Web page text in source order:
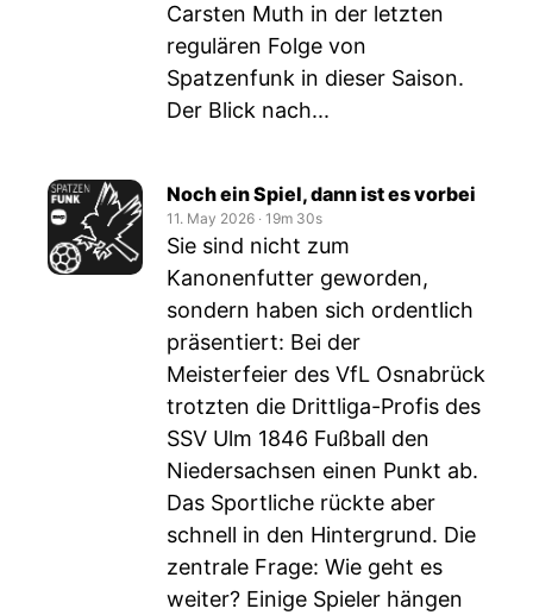
Carsten Muth in der letzten
regulären Folge von
Spatzenfunk in dieser Saison.
Der Blick nach...
Noch ein Spiel, dann ist es vorbei
11. May 2026 ‧ 19m 30s
Sie sind nicht zum
Kanonenfutter geworden,
sondern haben sich ordentlich
präsentiert: Bei der
Meisterfeier des VfL Osnabrück
trotzten die Drittliga-Profis des
SSV Ulm 1846 Fußball den
Niedersachsen einen Punkt ab.
Das Sportliche rückte aber
schnell in den Hintergrund. Die
zentrale Frage: Wie geht es
weiter? Einige Spieler hängen